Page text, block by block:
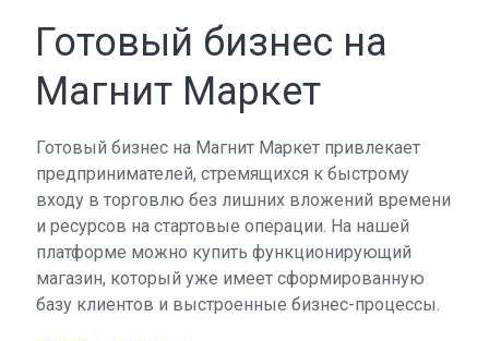
Готовый бизнес на
Магнит Маркет
Готовый бизнес на Магнит Маркет привлекает
предпринимателей, стремящихся к быстрому
входу в торговлю без лишних вложений времени
и ресурсов на стартовые операции. На нашей
платформе можно купить функционирующий
магазин, который уже имеет сформированную
базу клиентов и выстроенные бизнес-процессы.